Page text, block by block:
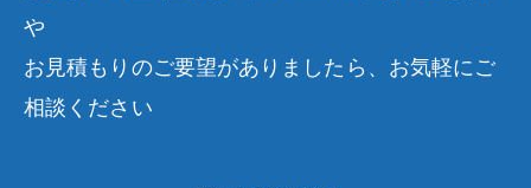
や
お見積もりのご要望がありましたら、お気軽にご
相談ください